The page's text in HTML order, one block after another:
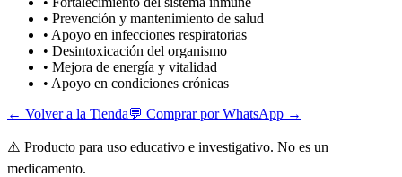
• Prevención y mantenimiento de salud
• Apoyo en infecciones respiratorias
• Desintoxicación del organismo
• Mejora de energía y vitalidad
• Apoyo en condiciones crónicas
← Volver a la Tienda💬 Comprar por WhatsApp →
⚠️ Producto para uso educativo e investigativo. No es un
medicamento.